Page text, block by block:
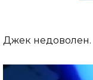
Джек недоволен.